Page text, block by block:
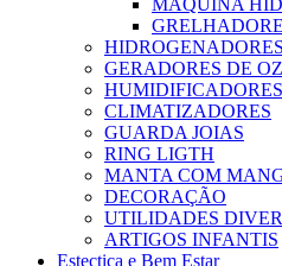
MAQUINA
GERADORES DE
CLIMATIZADORES
GUARDA JOIAS
RING LIGTH
MANTA COM
DECORAÇÃO
UTILIDADES
ARTIGOS INFANTIS
Estectica e Bem Estar